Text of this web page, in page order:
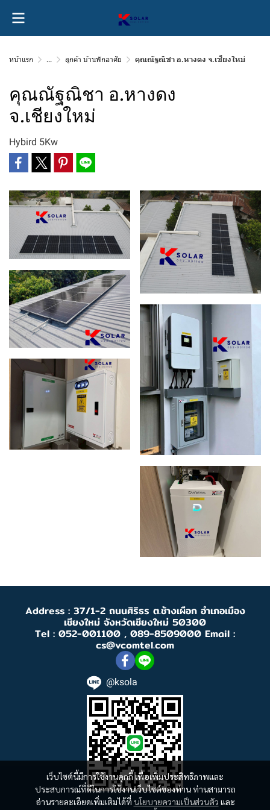
หน้าแรก ... ลูกค้า บ้านพักอาศัย คุณณัฐณิชา อ.หางดง จ.เชียงใหม่
คุณณัฐณิชา อ.หางดง
จ.เชียงใหม่
Hybird 5Kw
เว็บไซต์นี้มีการใช้งานคุกกี้ เพื่อเพิ่มประสิทธิภาพและ
ประสบการณ์ที่ดีในการใช้งานเว็บไซต์ของท่าน ท่านสามารถ
อ่านรายละเอียดเพิ่มเติมได้ที่ นโยบายความเป็นส่วนตัว และ
Address : 37/1-2 ถนนศิริธร ต.ช้างเผือก อำเภอเมือง
เชียงใหม่ จังหวัดเชียงใหม่ 50300
Tel : 052-001100 , 089-8509000 Email :
cs@vcomtel.com
@ksola